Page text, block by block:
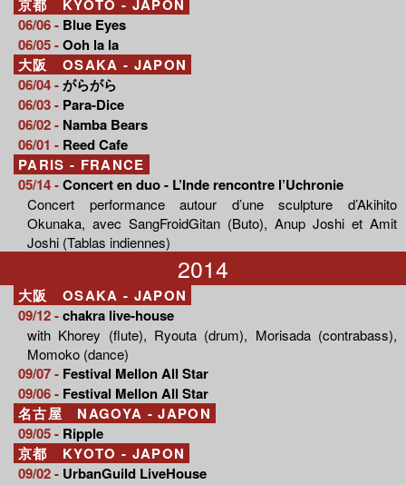
京都 KYOTO - JAPON
06/06 - Blue Eyes
06/05 -Ooh la la
大阪 OSAKA - JAPON
06/04 -がらがら
06/03 - Para-Dice
06/02 - Namba Bears
06/01 - Reed Cafe
PARIS - FRANCE
05/14 -Concert en duo - L’Inde rencontre l’Uchronie
Concert performance autour d’une sculpture d’Akihito
Okunaka, avec SangFroidGitan (Buto), Anup Joshi et Amit
Joshi (Tablas indiennes)
2014
大阪 OSAKA - JAPON
09/12 -chakra live-house
with Khorey (flute), Ryouta (drum), Morisada (contrabass),
Momoko (dance)
09/07 - Festival Mellon All Star
09/06 - Festival Mellon All Star
名古屋 NAGOYA - JAPON
09/05 - Ripple
京都 KYOTO - JAPON
09/02 - UrbanGuild LiveHouse